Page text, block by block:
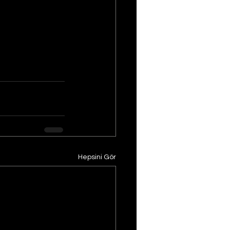
Hepsini Gör